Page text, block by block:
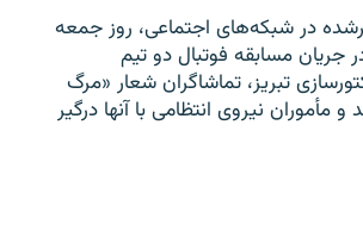
در شبکه‌های اجتماعی، روز جمعه
جریان مسابقه فوتبال دو تیم
تبریز، تماشاگران شعار «مرگ
و مأموران نیروی انتظامی با آنها درگیر